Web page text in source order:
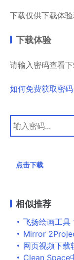
下载仅供下载体
下载体验
请输入密码查看下
如何免费获取密码
点击下载
相似推荐
飞扬绘画工具
Mirror 2Project X
网页视频下载软件 网站
Clean Space中文